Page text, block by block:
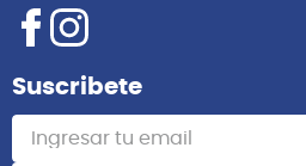
Suscribete